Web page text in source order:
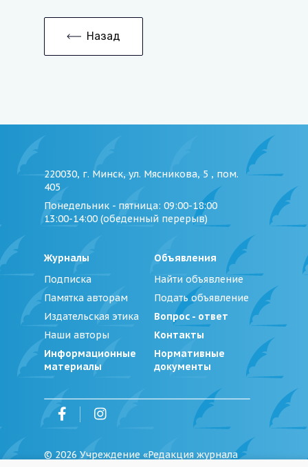
Назад
220030, г. Минск, ул. Мясникова, 5 , пом.
405
Понедельник - пятница: 09:00-18:00
13:00-14:00 (обеденный перерыв)
Журналы
Подписка
Памятка авторам
Издательская этика
Наши авторы
Информационные
материалы
Объявления
Найти объявление
Подать объявление
Вопрос - ответ
Контакты
Нормативные
документы
© 2026 Учреждение «Редакция журнала